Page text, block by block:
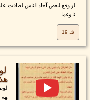
لو وقع لبعض آحاد الناس لضاقت
نا وغما ...
تك 19
هة